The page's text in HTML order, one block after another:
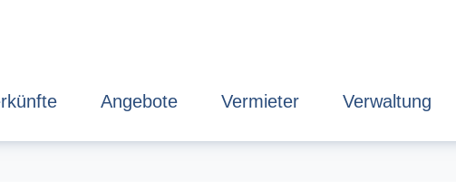
Angebote Vermieter Verwaltung